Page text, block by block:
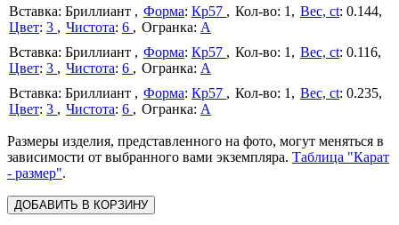
Бриллиант
Форма: Кр57 1 Вес, ct: 0.144
Цвет: 3 Чистота: 6
А
Бриллиант
Форма: Кр57 1 Вес, ct: 0.116
Цвет: 3 Чистота: 6
А
Бриллиант
Форма: Кр57 1 Вес, ct: 0.235
Цвет: 3 Чистота: 6 А
Размеры изделия, представленного на фото, могут меняться в
зависимости от выбранного вами экземпляра. Таблица "Карат
- размер".
ДОБАВИТЬ В КОРЗИНУ